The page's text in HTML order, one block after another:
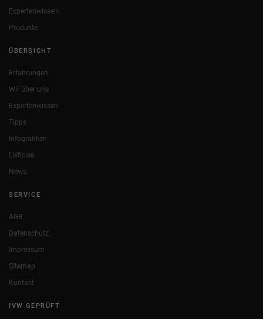
Expertenwissen
Produkte
ÜBERSICHT
Erfahrungen
Wir über uns
Expertenwissen
Tipps
Infografiken
Listicles
News
SERVICE
AGB
Datenschutz
Impressum
Sitemap
Kontakt
IVW GEPRÜFT